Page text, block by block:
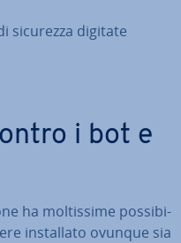
sicurezza digitate
i bot e
ha mol­tis­si­me pos­si­bi­
in­stal­la­to ovunque sia